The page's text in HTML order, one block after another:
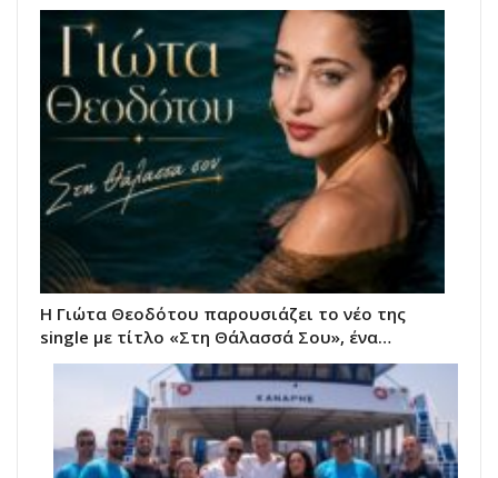
Η Γιώτα Θεοδότου παρουσιάζει το νέο της
single με τίτλο «Στη Θάλασσά Σου», ένα…